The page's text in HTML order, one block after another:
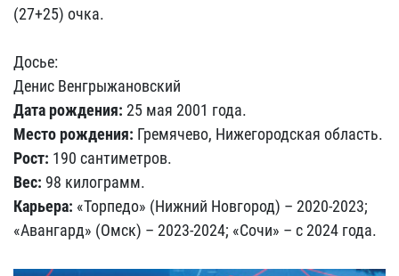
(27+25) очка.
Досье:
Денис Венгрыжановский
Дата рождения: 25 мая 2001 года.
Место рождения: Гремячево, Нижегородская область.
Рост: 190 сантиметров.
Вес: 98 килограмм.
Карьера: «Торпедо» (Нижний Новгород) – 2020-2023;
«Авангард» (Омск) – 2023-2024; «Сочи» – с 2024 года.